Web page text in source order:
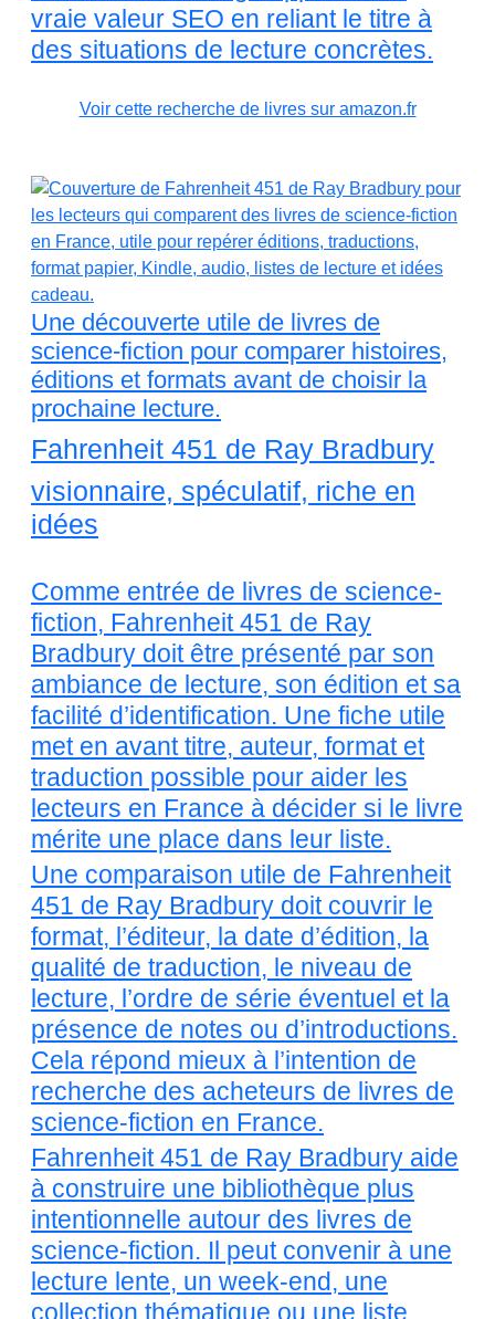
vraie valeur SEO en reliant le titre à
des situations de lecture concrètes.
Voir cette recherche de livres sur amazon.fr
Une découverte utile de livres de
science-fiction pour comparer histoires,
éditions et formats avant de choisir la
prochaine lecture.
Fahrenheit 451 de Ray Bradbury
visionnaire, spéculatif, riche en
idées
Comme entrée de livres de science-
fiction, Fahrenheit 451 de Ray
Bradbury doit être présenté par son
ambiance de lecture, son édition et sa
facilité d’identification. Une fiche utile
met en avant titre, auteur, format et
traduction possible pour aider les
lecteurs en France à décider si le livre
mérite une place dans leur liste.
Une comparaison utile de Fahrenheit
451 de Ray Bradbury doit couvrir le
format, l’éditeur, la date d’édition, la
qualité de traduction, le niveau de
lecture, l’ordre de série éventuel et la
présence de notes ou d’introductions.
Cela répond mieux à l’intention de
recherche des acheteurs de livres de
science-fiction en France.
Fahrenheit 451 de Ray Bradbury aide
à construire une bibliothèque plus
intentionnelle autour des livres de
science-fiction. Il peut convenir à une
lecture lente, un week-end, une
collection thématique ou une liste